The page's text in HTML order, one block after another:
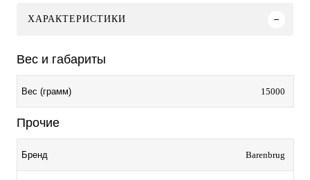
ХАРАКТЕРИСТИКИ
Вес и габариты
Вес (грамм) 15000
Прочие
Бренд Barenbrug